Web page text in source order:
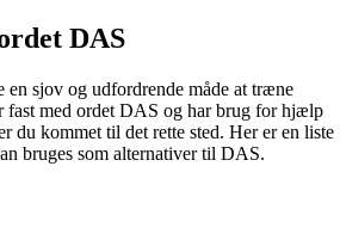
DAS
sjov og udfordrende måde at træne
fast med ordet DAS og har brug for hjælp
du kommet til det rette sted. Her er en liste
bruges som alternativer til DAS.